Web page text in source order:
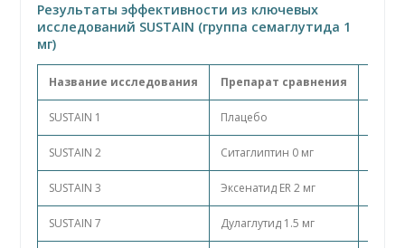
Результаты эффективности из ключевых
исследований SUSTAIN (группа семаглутида 1
мг)
Название исследования Препарат сравнения
SUSTAIN 1 Плацебо
SUSTAIN 2 Ситаглиптин 0 мг
SUSTAIN 3 Эксенатид ER 2 мг
SUSTAIN 7 Дулаглутид 1.5 мг